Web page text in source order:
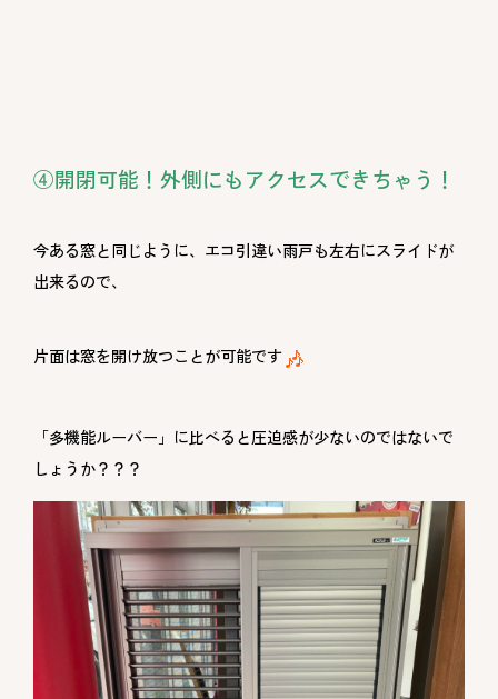
④開閉可能！外側にもアクセスできちゃう！
今ある窓と同じように、エコ引違い雨戸も左右にスライドが
出来るので、
片面は窓を開け放つことが可能です
「多機能ルーバー」に比べると圧迫感が少ないのではないで
しょうか？？？